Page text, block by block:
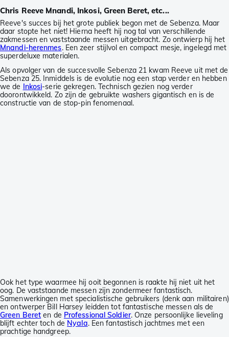
Chris Reeve Mnandi, Inkosi, Green Beret, etc...
Reeve's succes bij het grote publiek begon met de Sebenza. Maar
daar stopte het niet! Hierna heeft hij nog tal van verschillende
zakmessen en vaststaande messen uitgebracht. Zo ontwierp hij het
Mnandi-herenmes. Een zeer stijlvol en compact mesje, ingelegd met
superdeluxe materialen.
Als opvolger van de succesvolle Sebenza 21 kwam Reeve uit met de
Sebenza 25. Inmiddels is de evolutie nog een stap verder en hebben
we de Inkosi-serie gekregen. Technisch gezien nog verder
doorontwikkeld. Zo zijn de gebruikte washers gigantisch en is de
constructie van de stop-pin fenomenaal.
Ook het type waarmee hij ooit begonnen is raakte hij niet uit het
oog. De vaststaande messen zijn zondermeer fantastisch.
Samenwerkingen met specialistische gebruikers (denk aan militairen)
en ontwerper Bill Harsey leidden tot fantastische messen als de
Green Beret en de Professional Soldier. Onze persoonlijke lieveling
blijft echter toch de Nyala. Een fantastisch jachtmes met een
prachtige handgreep.